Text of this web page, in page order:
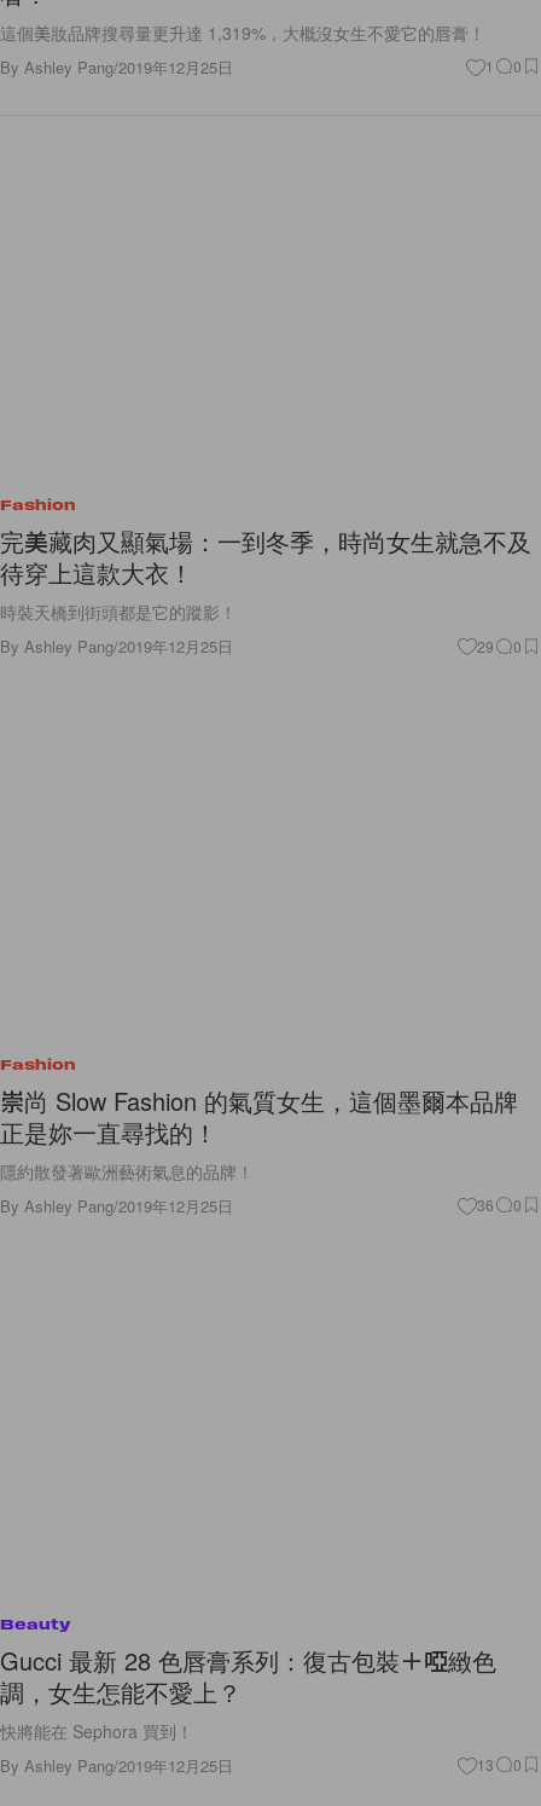
這個美妝品牌搜尋量更升達 1,319%，大概沒女生不愛它的唇膏！
By Ashley Pang/2019年12月25日 1 0
Fashion
完美藏肉又顯氣場：一到冬季，時尚女生就急不及
待穿上這款大衣！
時裝天橋到街頭都是它的蹤影！
By Ashley Pang/2019年12月25日 29 0
Fashion
崇尚 Slow Fashion 的氣質女生，這個墨爾本品牌
正是妳一直尋找的！
隱約散發著歐洲藝術氣息的品牌！
By Ashley Pang/2019年12月25日 36 0
Beauty
Gucci 最新 28 色唇膏系列：復古包裝＋啞緻色
調，女生怎能不愛上？
快將能在 Sephora 買到！
By Ashley Pang/2019年12月25日 13 0